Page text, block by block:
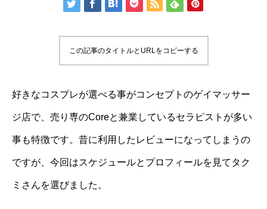
この記事のタイトルとURLをコピーする
好きなコスプレが選べる事がコンセプトのゲイマッサー
ジ店で、売り専のCoreと兼業しているセラピストが多い
事も特徴です。昔に利用したレビューになってしまうの
ですが、今回はスケジュールとプロフィールを見て タク
ミさんを選びました。